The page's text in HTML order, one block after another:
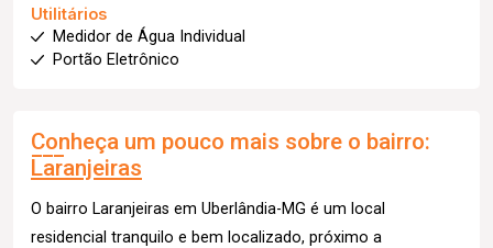
Utilitários
Medidor de Água Individual
Portão Eletrônico
Conheça um pouco mais sobre o bairro:
Laranjeiras
O bairro Laranjeiras em Uberlândia-MG é um local
residencial tranquilo e bem localizado, próximo a